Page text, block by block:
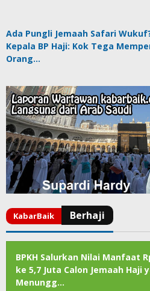
Ada Pungli Jemaah Safari
Kepala BP Haji: Kok Tega
Orang…
BPKH Salurkan Nilai Manfaat
ke 5,7 Juta Calon Jemaah Haji
Menungg…